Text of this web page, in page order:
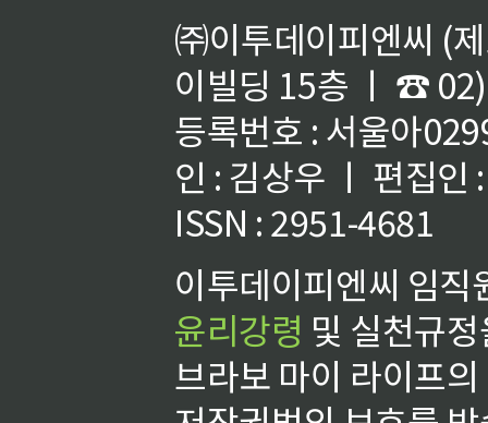
㈜이투데이피엔씨 (
이빌딩 15층 ㅣ ☎
등록번호 : 서울아
인 : 김상우 ㅣ 편집인
ISSN : 2951-4681
이투데이피엔씨 임
윤리강령 및 실천규
브라보 마이 라이프